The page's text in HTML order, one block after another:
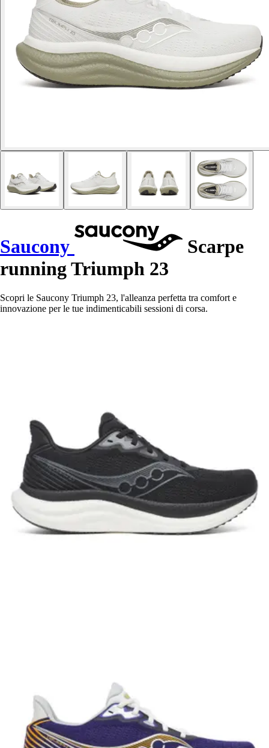
Saucony
Scarpe
running Triumph 23
Scopri le Saucony Triumph 23, l'alleanza perfetta tra comfort e
innovazione per le tue indimenticabili sessioni di corsa.